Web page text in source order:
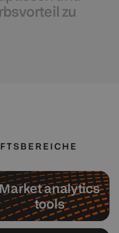
zu
an­a­lyt­ics
tools